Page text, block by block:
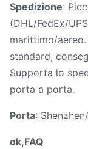
Spedizione:
(DHL/FedEx/
marittimo/
standard,
Supporta lo
porta a porta.
Porta:
ok,FAQ